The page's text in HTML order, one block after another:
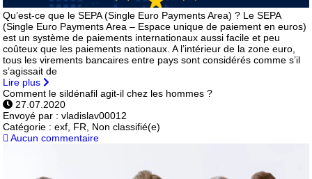
Qu’est-ce que le SEPA (Single Euro Payments Area) ? Le SEPA
(Single Euro Payments Area – Espace unique de paiement en euros)
est un système de paiements internationaux aussi facile et peu
coûteux que les paiements nationaux. A l’intérieur de la zone euro,
tous les virements bancaires entre pays sont considérés comme s’il
s’agissait de
Lire plus
Comment le sildénafil agit-il chez les hommes ?
27.07.2020
Envoyé par :vladislav00012
Catégorie :exf, FR, Non classifié(e)
Aucun commentaire